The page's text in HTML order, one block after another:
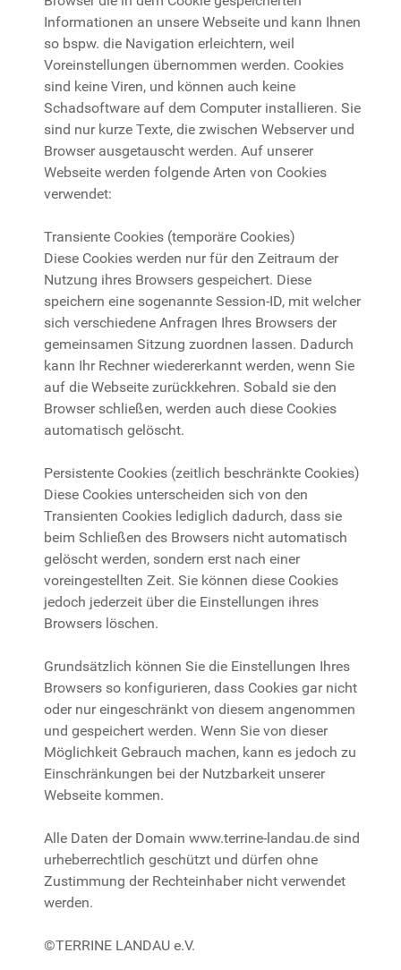
Informationen an unsere Webseite und kann Ihnen
so bspw. die Navigation erleichtern, weil
Voreinstellungen übernommen werden. Cookies
sind keine Viren, und können auch keine
Schadsoftware auf dem Computer installieren. Sie
sind nur kurze Texte, die zwischen Webserver und
Browser ausgetauscht werden. Auf unserer
Webseite werden folgende Arten von Cookies
verwendet:
Transiente Cookies (temporäre Cookies)
Diese Cookies werden nur für den Zeitraum der
Nutzung ihres Browsers gespeichert. Diese
speichern eine sogenannte Session-ID, mit welcher
sich verschiedene Anfragen Ihres Browsers der
gemeinsamen Sitzung zuordnen lassen. Dadurch
kann Ihr Rechner wiedererkannt werden, wenn Sie
auf die Webseite zurückkehren. Sobald sie den
Browser schließen, werden auch diese Cookies
automatisch gelöscht.
Persistente Cookies (zeitlich beschränkte Cookies)
Diese Cookies unterscheiden sich von den
Transienten Cookies lediglich dadurch, dass sie
beim Schließen des Browsers nicht automatisch
gelöscht werden, sondern erst nach einer
voreingestellten Zeit. Sie können diese Cookies
jedoch jederzeit über die Einstellungen ihres
Browsers löschen.
Grundsätzlich können Sie die Einstellungen Ihres
Browsers so konfigurieren, dass Cookies gar nicht
oder nur eingeschränkt von diesem angenommen
und gespeichert werden. Wenn Sie von dieser
Möglichkeit Gebrauch machen, kann es jedoch zu
Einschränkungen bei der Nutzbarkeit unserer
Webseite kommen.
Alle Daten der Domain www.terrine-landau.de sind
urheberrechtlich geschützt und dürfen ohne
Zustimmung der Rechteinhaber nicht verwendet
werden.
©TERRINE LANDAU e.V.